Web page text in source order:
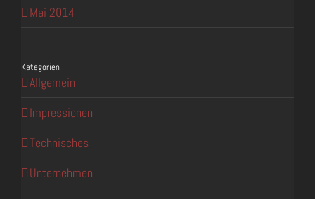
Mai 2014
Kategorien
Allgemein
Impressionen
Technisches
Unternehmen